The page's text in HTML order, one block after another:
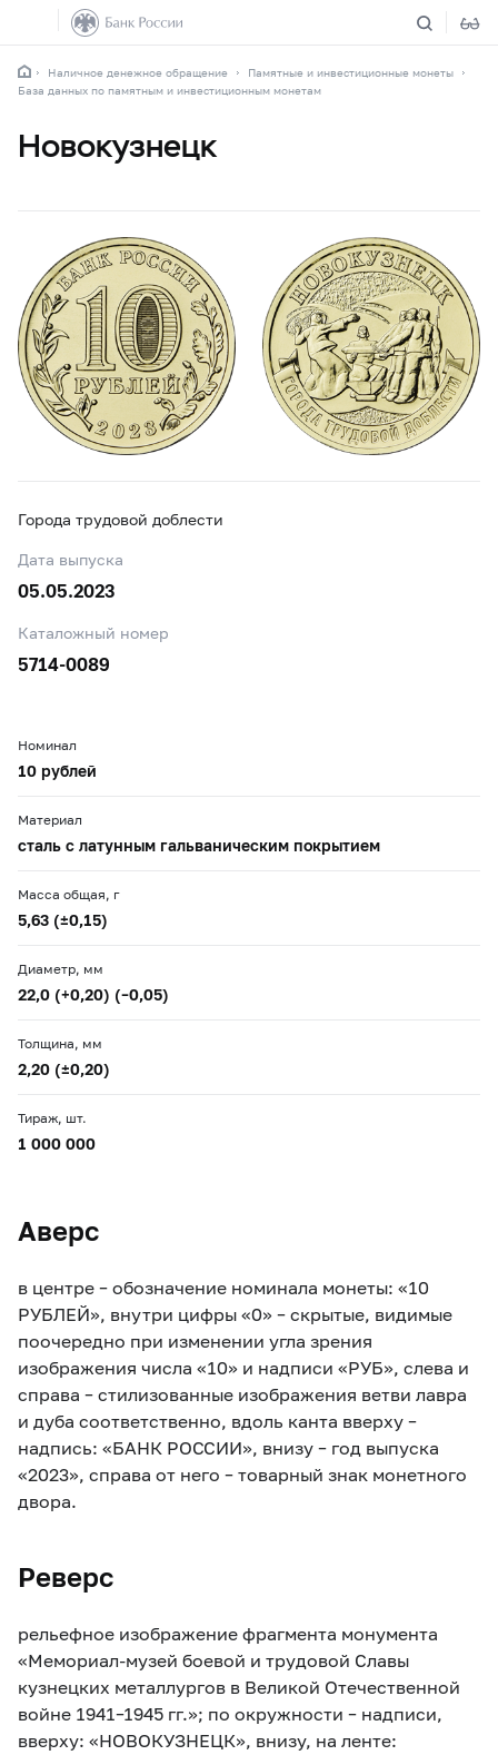
Наличное денежное обращение
Памятные и инвестиционные монеты
База данных по памятным и инвестиционным монетам
Новокузнецк
Города трудовой доблести
Дата выпуска
05.05.2023
Каталожный номер
5714-0089
Номинал
10 рублей
Материал
сталь с латунным гальваническим покрытием
Масса общая, г
5,63 (±0,15)
Диаметр, мм
22,0 (+0,20) (–0,05)
Толщина, мм
2,20 (±0,20)
Тираж, шт.
1 000 000
Аверс
в центре – обозначение номинала монеты: «10
РУБЛЕЙ», внутри цифры «0» – скрытые, видимые
поочередно при изменении угла зрения
изображения числа «10» и надписи «РУБ», cлева и
справа – стилизованные изображения ветви лавра
и дуба соответственно, вдоль канта вверху –
надпись: «БАНК РОССИИ», внизу – год выпуска
«2023», справа от него – товарный знак монетного
двора.
Реверс
рельефное изображение фрагмента монумента
«Мемориал-музей боевой и трудовой Славы
кузнецких металлургов в Великой Отечественной
войне 1941–1945 гг.»; по окружности – надписи,
вверху: «НОВОКУЗНЕЦК», внизу, на ленте: